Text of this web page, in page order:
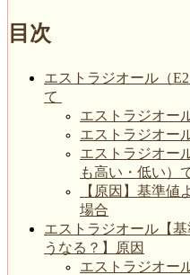
目次
エストラジオール（
て
エストラジオー
エストラジオー
エストラジオー
も高い・低い）
【原因】基準値
場合
エストラジオール【
うなる？】原因
エストラジオー